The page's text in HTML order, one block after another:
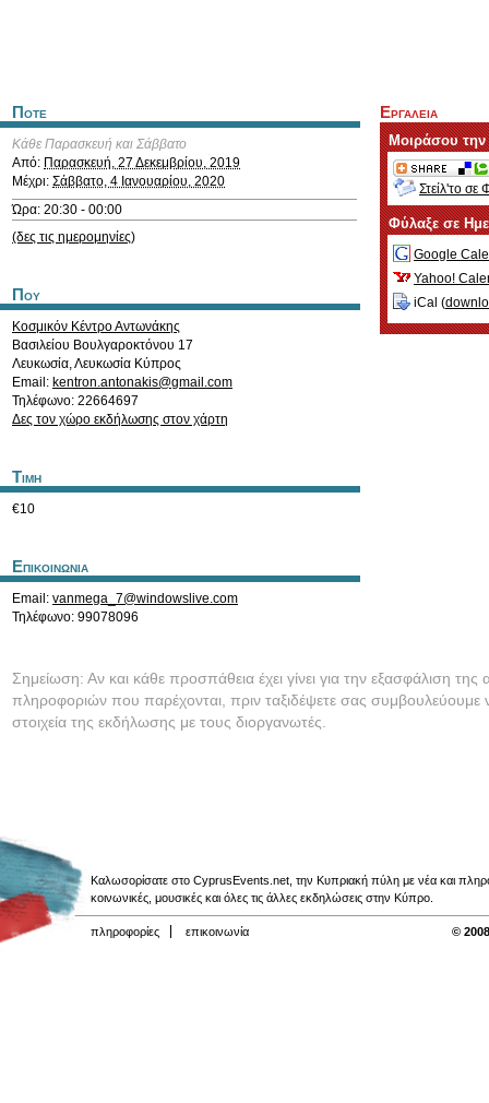
Ποτε
Κάθε Παρασκευή και Σάββατο
Από: Παρασκευή, 27 Δεκεμβρίου, 2019
Μέχρι: Σάββατο, 4 Ιανουαρίου, 2020
Ώρα: 20:30 - 00:00
(δες τις ημερομηνίες)
Που
Κοσμικόν Κέντρο Αντωνάκης
Βασιλείου Βουλγαροκτόνου 17
Λευκωσία,Λευκωσία Κύπρος
Email: kentron.antonakis@gmail.com
Τηλέφωνο: 22664697
Δες τον χώρο εκδήλωσης στον χάρτη
Τιμη
€10
Επικοινωνια
Email: vanmega_7@windowslive.com
Τηλέφωνο: 99078096
Εργαλεια
Μοιράσου
Στείλ'το σε
Φύλαξε σε
Google
Yahoo!
iCal (
Σημείωση: Αν και κάθε προσπάθεια έχει γίνει για την εξασφάλιση της
πληροφοριών που παρέχονται, πριν ταξιδέψετε σας συμβουλεύουμε
στοιχεία της εκδήλωσης με τους διοργανωτές.
Καλωσορίσατε στο CyprusEvents.net, την Κυπριακή πύλη με νέα και
κοινωνικές, μουσικές και όλες τις άλλες εκδηλώσεις στην Κύπρο.
πληροφορίες επικοινωνία ©